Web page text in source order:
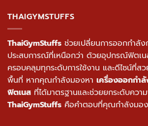
THAIGYMSTUFFS
ThaiGymStuffs ช่วยเปลี่ยนการออกกำลัง
ประสบการณ์ที่เหนือกว่า ด้วยอุปกรณ์ฟิตเ
ครอบคลุมทุกระดับการใช้งาน และดีไซน์ที่ส
พื้นที่ หากคุณกำลังมองหา เครื่องออกกำ
ฟิตเนส ที่ได้มาตรฐานและช่วยยกระดับควา
ThaiGymStuffs คือคำตอบที่คุณกำลังมอ